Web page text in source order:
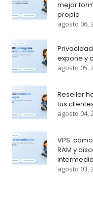
mejor
propio
agosto 06,
expone y
agosto 05,
Reseller
tus
agosto 04,
VPS:
RAM y
agosto 03,